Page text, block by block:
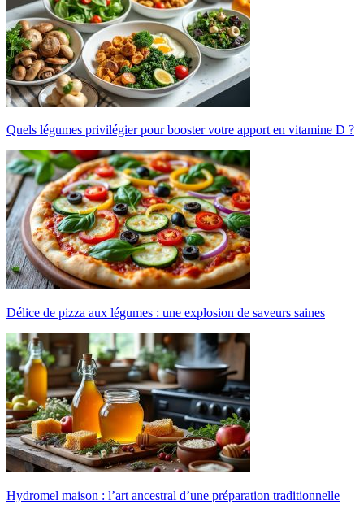
Quels légumes privilégier pour booster votre apport en vitamine D ?
Délice de pizza aux légumes : une explosion de saveurs saines
Hydromel maison : l’art ancestral d’une préparation traditionnelle